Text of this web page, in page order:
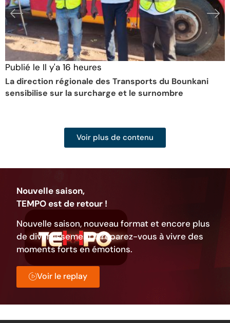
Publié le Il y'a 16 heures
La direction régionale des Transports du Bounkani
sensibilise sur la surcharge et le surnombre
Voir plus de contenu
Nouvelle saison,
TEMPO est de retour !
Nouvelle saison, nouveau format et encore plus
de divertissement. Préparez-vous à vivre des
moments forts en émotions.
Voir le replay